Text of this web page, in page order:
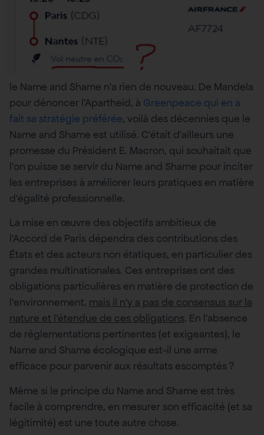
le Name and Shame n’a rien de nouveau. De Mandela
pour dénoncer l’Apartheid, à Greenpeace qui en a
fait sa stratégie préférée, voilà des décennies que le
Name and Shame est utilisé. C’était d’ailleurs une
promesse du Président E. Macron, qui souhaitait que
l’on puisse se servir du Name and Shame pour inciter
les entreprises à améliorer leurs pratiques en matière
d’égalité professionnelle.
La mise en œuvre des objectifs ambitieux de
l’Accord de Paris dépendra des contributions des
États et des acteurs non étatiques, en particulier des
grandes multinationales. Ces entreprises ont des
obligations particulières en matière de protection de
l’environnement, mais il n’y a pas de consensus sur la
nature et l’étendue de ces obligations. En l’absence
de réglementations pertinentes (et exigeantes), le
Name and Shame écologique est-il une arme
efficace pour parvenir aux résultats escomptés ?
Même si le principe du Name and Shame est très
facile à comprendre, en mesurer son efficacité (et sa
légitimité) est une toute autre chose.